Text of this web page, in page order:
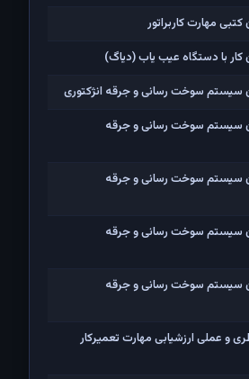
مهارت کاربراتور
کار با دستگاه عیب یاب (دیاگ)
سیستم سوخت رسانی و جرقه انژکتوری
سیستم سوخت رسانی و جرقه
سیستم سوخت رسانی و جرقه
سیستم سوخت رسانی و جرقه
سیستم سوخت رسانی و جرقه
و عملی ارزشیابی مهارت تعمیرکار